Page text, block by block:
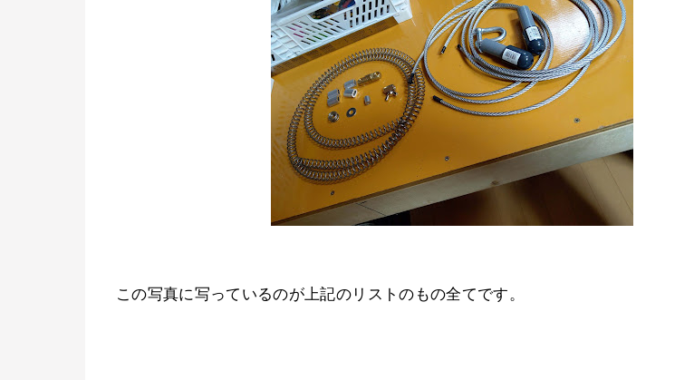
この写真に写っているのが上記のリストのもの全てです。